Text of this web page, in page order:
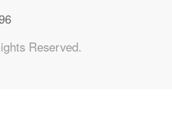
Reserved.